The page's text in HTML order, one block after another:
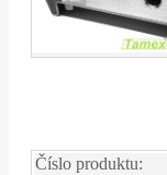
Číslo produktu: